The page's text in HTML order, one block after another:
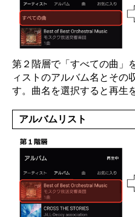
第２階層で「すべての曲」
ィストのアルバム名とその
す。曲名を選択すると再生
アルバムリスト